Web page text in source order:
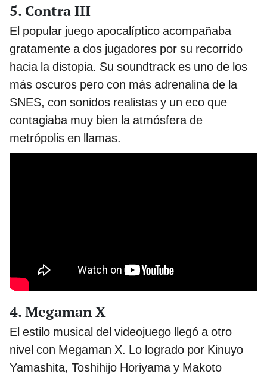
5. Contra III
El popular juego apocalíptico acompañaba
gratamente a dos jugadores por su recorrido
hacia la distopia. Su soundtrack es uno de los
más oscuros pero con más adrenalina de la
SNES, con sonidos realistas y un eco que
contagiaba muy bien la atmósfera de
metrópolis en llamas.
4. Megaman X
El estilo musical del videojuego llegó a otro
nivel con Megaman X. Lo logrado por Kinuyo
Yamashita, Toshihijo Horiyama y Makoto